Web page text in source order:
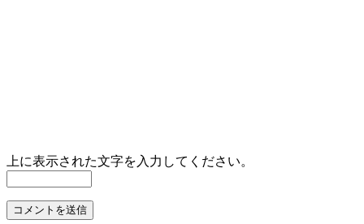
上に表示された文字を入力してください。